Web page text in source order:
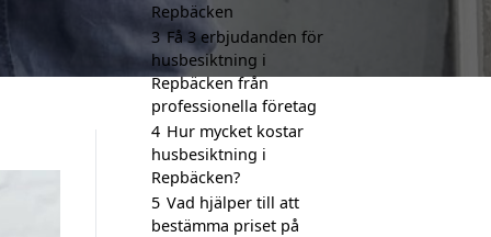
Repbäcken
3 Få 3 erbjudanden för
husbesiktning i
Repbäcken från
professionella företag
4 Hur mycket kostar
husbesiktning i
Repbäcken?
5 Vad hjälper till att
bestämma priset på